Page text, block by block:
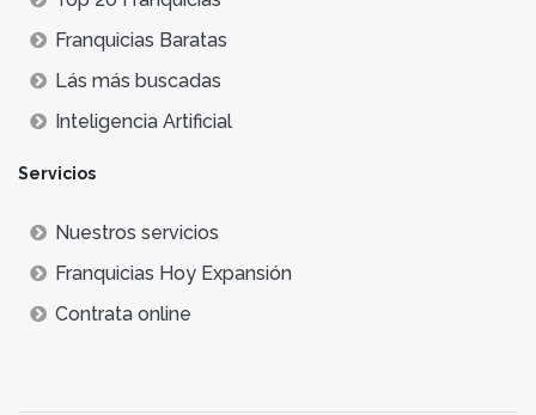
Franquicias Baratas
Lás más buscadas
Inteligencia Artificial
Servicios
Nuestros servicios
Franquicias Hoy Expansión
Contrata online